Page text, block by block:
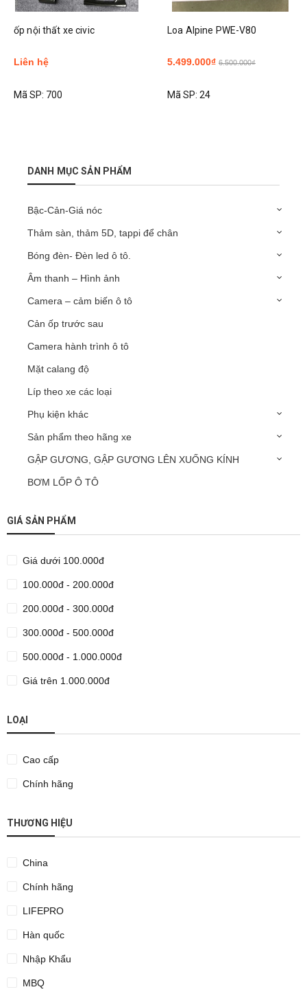
ốp nội thất xe civic
Liên hệ
Mã SP: 700
Loa Alpine PWE-V80
5.499.000₫ 6.500.000₫
Mã SP: 24
DANH MỤC SẢN PHẨM
Bậc-Cản-Giá nóc
Thảm sàn, thảm 5D, tappi để chân
Bóng đèn- Đèn led ô tô.
Âm thanh – Hình ảnh
Camera – cảm biến ô tô
Cản ốp trước sau
Camera hành trình ô tô
Mặt calang độ
Líp theo xe các loại
Phụ kiện khác
Sản phẩm theo hãng xe
GẬP GƯƠNG, GẬP GƯƠNG LÊN XUỐNG KÍNH
BƠM LỐP Ô TÔ
GIÁ SẢN PHẨM
Giá dưới 100.000đ
100.000đ - 200.000đ
200.000đ - 300.000đ
300.000đ - 500.000đ
500.000đ - 1.000.000đ
Giá trên 1.000.000đ
LOẠI
Cao cấp
Chính hãng
THƯƠNG HIỆU
China
Chính hãng
LIFEPRO
Hàn quốc
Nhập Khẩu
MBQ